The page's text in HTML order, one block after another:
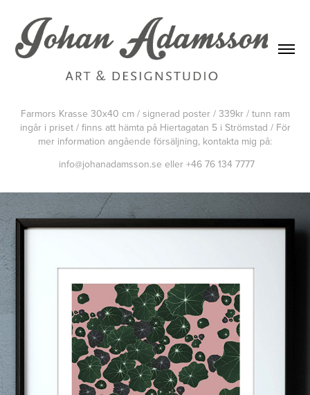
Farmors Krasse 30x40 cm / signerad poster / 339kr / tunn ram
ingår i priset / finns att hämta på Hiertagatan 5 i Strömstad / För
mer information angående försäljning, kontakta mig på:
info@johanadamsson.se eller +46 76 134 7777